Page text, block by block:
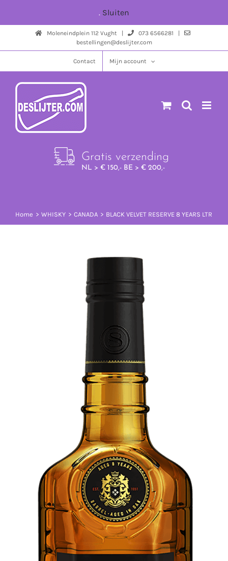
. Sluiten
Moleneindplein 112 Vught |
073 6566281 |
bestellingen@deslijter.com
Contact Mijn account
Gratis verzending
NL > € 150,- BE > € 200,-
Home WHISKY CANADA BLACK VELVET RESERVE 8 YEARS LTR